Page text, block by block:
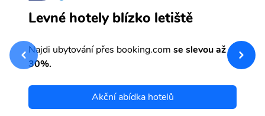
Levné hotely blízko letiště
Najdi ubytování přes booking.com se slevou až
30%.
Akční abídka hotelů